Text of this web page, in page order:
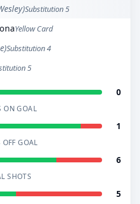
Substitution 5
Yellow Card
Substitution 4
5
0
ON GOAL
1
GOAL
6
SHOTS
5